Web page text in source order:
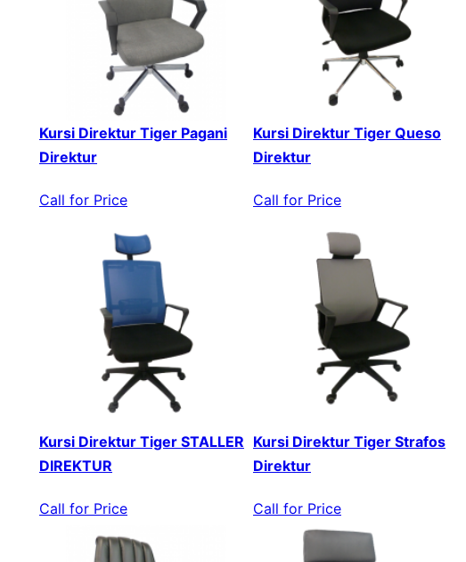
Kursi Direktur Tiger Pagani
Direktur
Call for Price
Kursi Direktur Tiger Queso
Direktur
Call for Price
Kursi Direktur Tiger STALLER
DIREKTUR
Call for Price
Kursi Direktur Tiger Strafos
Direktur
Call for Price